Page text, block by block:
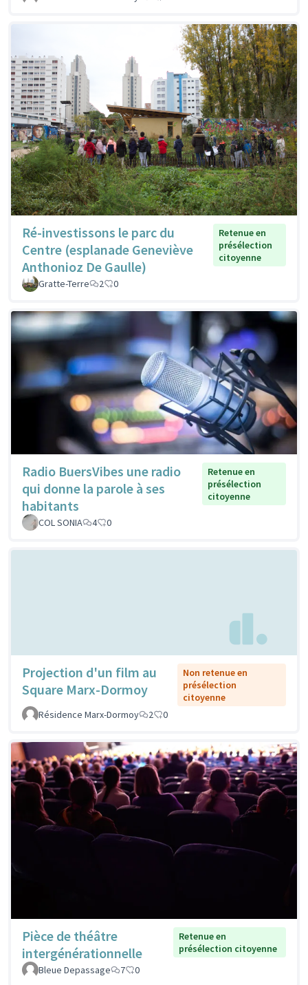
Ré-investissons le parc du
Centre (esplanade Geneviève
Anthonioz De Gaulle)
Retenue en
présélection
citoyenne
Gratte-Terre 2 0
Radio BuersVibes une radio
qui donne la parole à ses
habitants
Retenue en
présélection
citoyenne
COL SONIA 4 0
Projection d'un film au
Square Marx-Dormoy
Non retenue en
présélection
citoyenne
Résidence Marx-Dormoy
2 0
Pièce de théâtre
intergénérationnelle
Retenue en
présélection citoyenne
Bleue Depassage
7 0